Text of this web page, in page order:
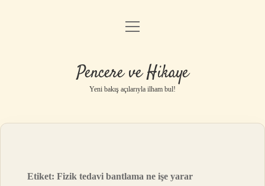
Anasayfa
Yasal Uyarı
menüyü
Pencere ve Hikaye
Yeni bakış açılarıyla ilham bul!
Etiket:Fizik tedavi bantlama ne işe yarar